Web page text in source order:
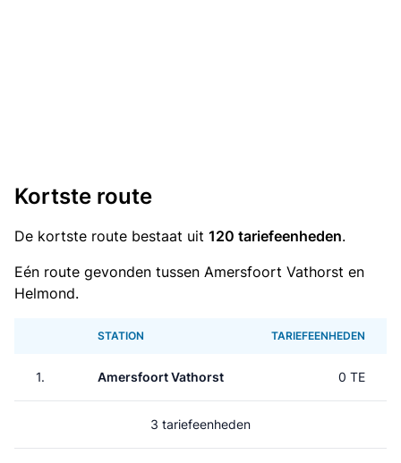
Kortste route
De kortste route bestaat uit 120 tariefeenheden.
Eén route gevonden tussen Amersfoort Vathorst en
Helmond.
STATION TARIEFEENHEDEN
1. Amersfoort Vathorst 0 TE
3 tariefeenheden